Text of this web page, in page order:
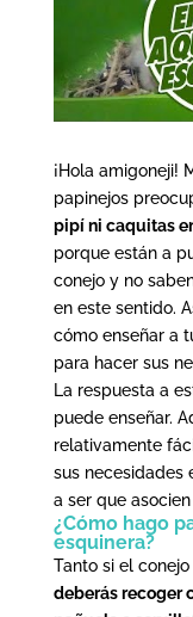
¡Hola amigoneji!
papinejos
pipí ni caquitas
porque están a
conejo y no
en este sentido.
cómo enseñar a
para hacer sus
La respuesta a
puede enseñar.
relativamente
sus necesidades
a ser que
¿Cómo hago
esquinera?
Tanto si el
deberás recoger